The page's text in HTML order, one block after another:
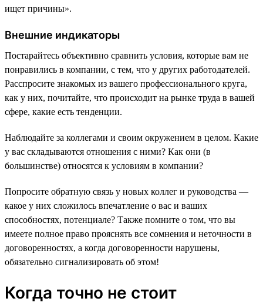
ищет причины».
Внешние индикаторы
Постарайтесь объективно сравнить условия, которые вам не
понравились в компании, с тем, что у других работодателей.
Расспросите знакомых из вашего профессионального круга,
как у них, почитайте, что происходит на рынке труда в вашей
сфере, какие есть тенденции.
Наблюдайте за коллегами и своим окружением в целом. Какие
у вас складываются отношения с ними? Как они (в
большинстве) относятся к условиям в компании?
Попросите обратную связь у новых коллег и руководства —
какое у них сложилось впечатление о вас и ваших
способностях, потенциале? Также помните о том, что вы
имеете полное право прояснять все сомнения и неточности в
договоренностях, а когда договоренности нарушены,
обязательно сигнализировать об этом!
Когда точно не стоит